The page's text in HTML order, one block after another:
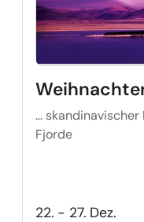
… skandinavischer
Fjorde
22. - 27. Dez.